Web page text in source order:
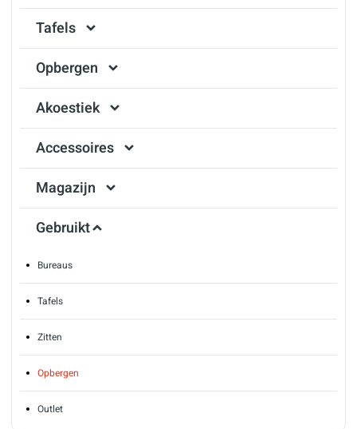
Tafels
Opbergen
Akoestiek
Accessoires
Magazijn
Gebruikt
Bureaus
Tafels
Zitten
Opbergen
Outlet